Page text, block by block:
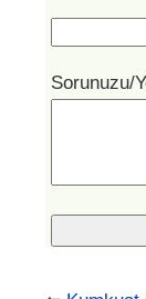
Sorunuzu/